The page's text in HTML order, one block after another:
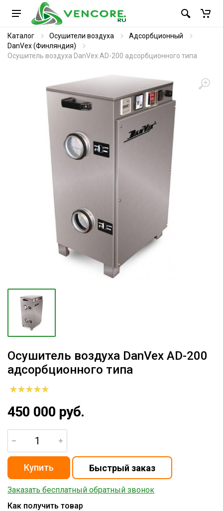
Каталог Осушители воздуха
Адсорбционный
DanVex (Финляндия)
Осушитель воздуха DanVex AD-200 адсорбционного типа
Осушитель воздуха DanVex AD-200
адсорбционного типа
450 000 руб.
Заказать бесплатный обратный звонок
Как получить товар